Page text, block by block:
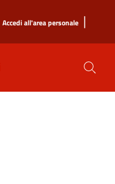
Accedi all'area personale |